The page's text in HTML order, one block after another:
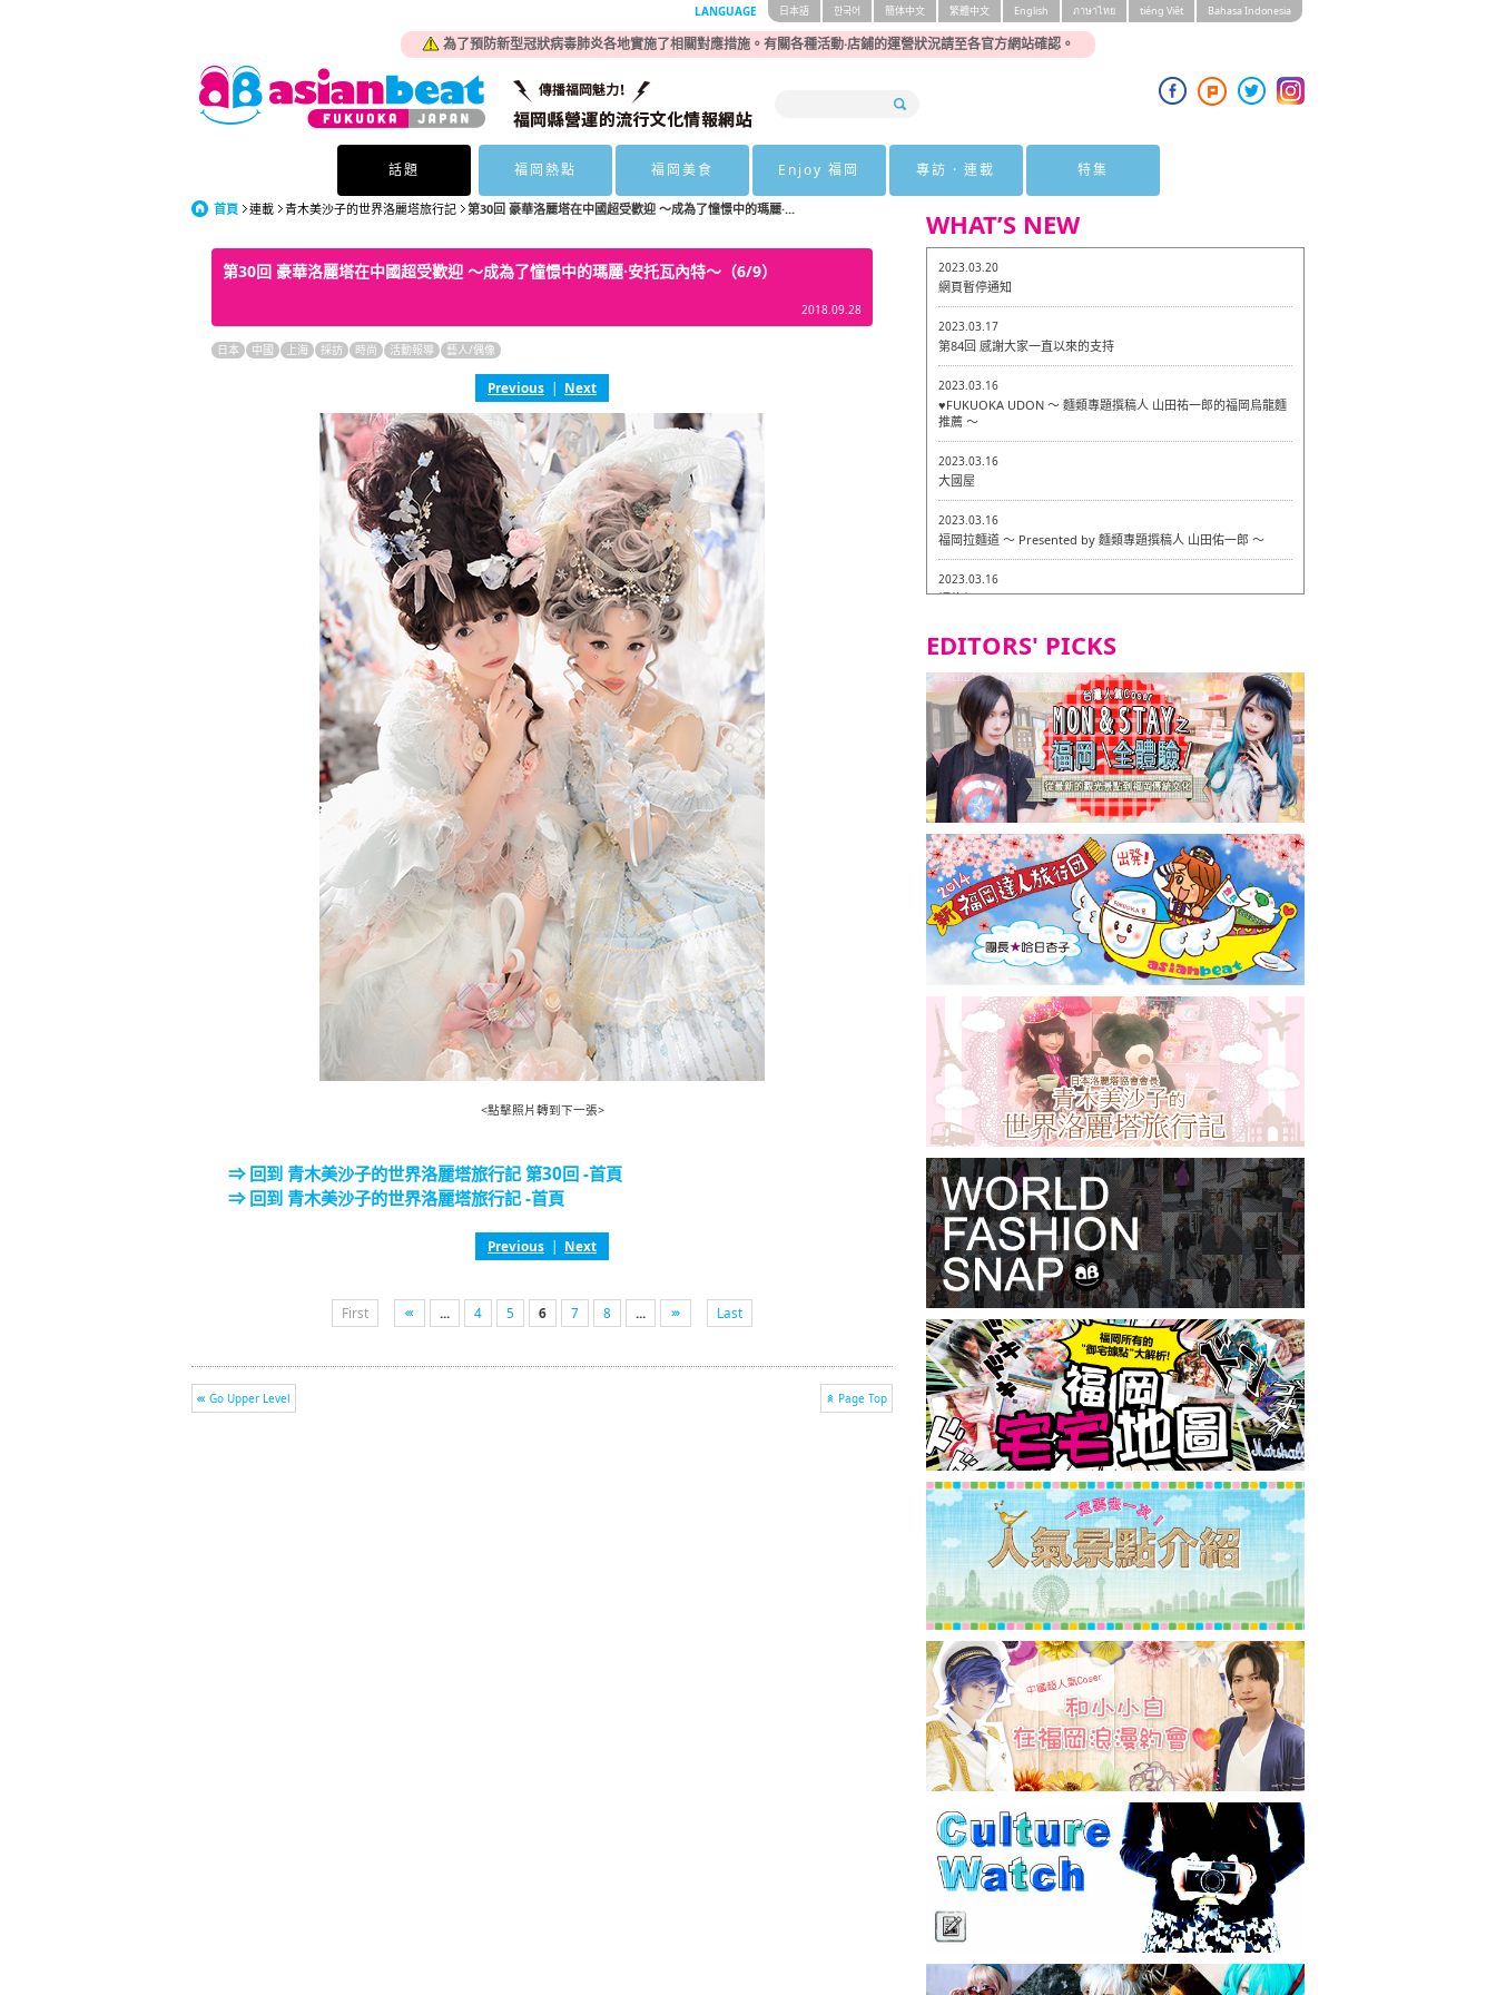
為了預防新型冠狀病毒肺炎各地實施了相關對應措施。有關各種活動·店鋪的運營狀況請至各官方網站確認。
LANGUAGE 日本語 한국어 簡体中文 繁體中文 English ภาษาไทย tiéng Viêt Bahasa Indonesia
話題 福岡熱點 福岡美食 Enjoy 福岡 專訪 · 連載 特集
首頁 連載 青木美沙子的世界洛麗塔旅行記 第30回 豪華洛麗塔在中國超受歡迎 ～成為了憧憬中的瑪麗·...
第30回 豪華洛麗塔在中國超受歡迎 ～成為了憧憬中的瑪麗·安托瓦內特～（6/9）
2018.09.28
日本 中國 上海 採訪 時尚 活動報導 藝人/偶像
Previous | Next
<點擊照片轉到下一張>
⇒ 回到 青木美沙子的世界洛麗塔旅行記 第30回 -首頁
⇒ 回到 青木美沙子的世界洛麗塔旅行記 -首頁
Previous | Next
First ... 4 5 6 7 8 ... Last
Go Upper Level Page Top
WHAT’S NEW
2023.03.20
網頁暫停通知
2023.03.17
第84回 感謝大家一直以來的支持
2023.03.16
♥FUKUOKA UDON ～ 麵類專題撰稿人 山田祐一郎的福岡烏龍麵
推薦 ～
2023.03.16
大國屋
2023.03.16
福岡拉麵道 〜 Presented by 麵類專題撰稿人 山田佑一郎 〜
2023.03.16
福龍軒
2023.03.07
Isogiyokarazu 博多總店 〜 嚴格素食主義・素食主義者的菜單試
的試吃之旅 in 福岡市！ 〜
2023.03.07
嚴格素食主義・素食主義者的菜單試的試吃之旅 in 福岡市！
2023.03.02
Little Stand 大名店 〜 嚴格素食主義・素食主義者的菜單試的試
吃之旅 in 福岡市！ 〜
2023.02.28
東築軒 折尾本社烏冬店
EDITORS' PICKS